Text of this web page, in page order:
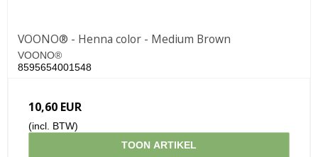
VOONO® - Henna color - Medium Brown
VOONO®
8595654001548
10,60 EUR
(incl. BTW)
TOON ARTIKEL